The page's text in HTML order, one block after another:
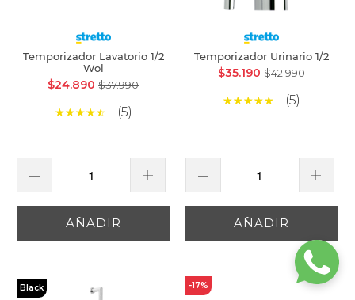
Temporizador Lavatorio 1/2
Wol
$24.890$37.990
(5)
AÑADIR
Temporizador Urinario 1/2
$35.190$42.990
(5)
AÑADIR
Black -17%